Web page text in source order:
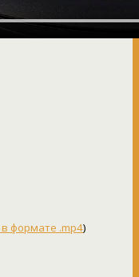
формате .mp4)